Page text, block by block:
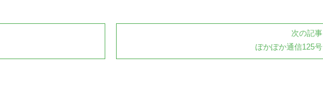
次の記事
ぽかぽか通信125号